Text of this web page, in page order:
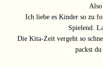
Also
Ich liebe es Kinder so zu
Spielend.
Die Kita-Zeit vergeht so
packst